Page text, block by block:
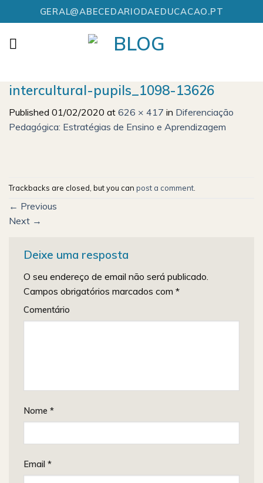
to
content
GERAL@ABECEDARIODAEDUCACAO.PT
intercultural-pupils_1098-13626
Published 01/02/2020 at 626 × 417 in Diferenciação
Pedagógica: Estratégias de Ensino e Aprendizagem
Trackbacks are closed, but you can post a comment
← Previous
Next →
Deixe uma resposta
O seu endereço de email não será publicado.
Campos obrigatórios marcados com *
Comentário
Nome *
Email *